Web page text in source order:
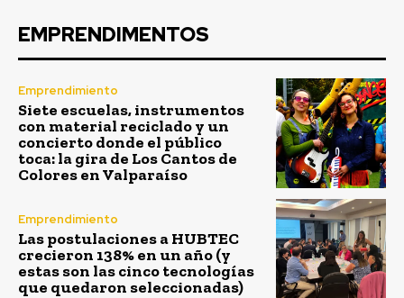
EMPRENDIMENTOS
Emprendimiento
Siete escuelas, instrumentos
con material reciclado y un
concierto donde el público
toca: la gira de Los Cantos de
Colores en Valparaíso
Emprendimiento
Las postulaciones a HUBTEC
crecieron 138% en un año (y
estas son las cinco tecnologías
que quedaron seleccionadas)